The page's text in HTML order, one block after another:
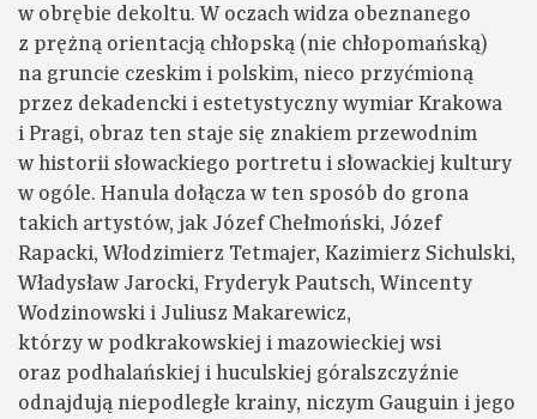
w obrębie dekoltu. W oczach widza obeznanego
z prężną orientacją chłopską (nie chłopomańską)
na gruncie czeskim i polskim, nieco przyćmioną
przez dekadencki i estetystyczny wymiar Krakowa
i Pragi, obraz ten staje się znakiem przewodnim
w historii słowackiego portretu i słowackiej kultury
w ogóle. Hanula dołącza w ten sposób do grona
takich artystów, jak Józef Chełmoński, Józef
Rapacki, Włodzimierz Tetmajer, Kazimierz Sichulski,
Władysław Jarocki, Fryderyk Pautsch, Wincenty
Wodzinowski i Juliusz Makarewicz,
którzy w podkrakowskiej i mazowieckiej wsi
oraz podhalańskiej i huculskiej góralszczyźnie
odnajdują niepodległe krainy, niczym Gauguin i jego